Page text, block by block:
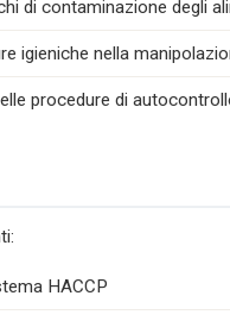
di contaminazione degli
igieniche nella
procedure di
HACCP